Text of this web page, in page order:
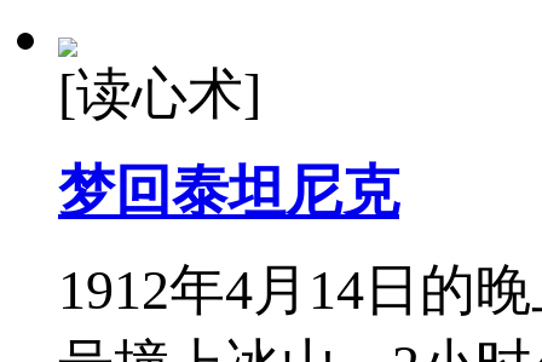
[读心术]
梦回泰坦尼克
1912年4月14日的